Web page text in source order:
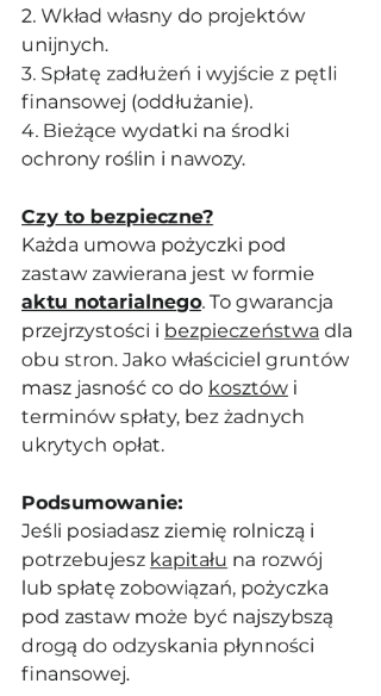
2. Wkład własny do projektów
unijnych.
3. Spłatę zadłużeń i wyjście z pętli
finansowej (oddłużanie).
4. Bieżące wydatki na środki
ochrony roślin i nawozy.
Czy to bezpieczne?
Każda umowa pożyczki pod
zastaw zawierana jest w formie
aktu notarialnego. To gwarancja
przejrzystości i bezpieczeństwa dla
obu stron. Jako właściciel gruntów
masz jasność co do kosztów i
terminów spłaty, bez żadnych
ukrytych opłat.
Podsumowanie:
Jeśli posiadasz ziemię rolniczą i
potrzebujesz kapitału na rozwój
lub spłatę zobowiązań, pożyczka
pod zastaw może być najszybszą
drogą do odzyskania płynności
finansowej.